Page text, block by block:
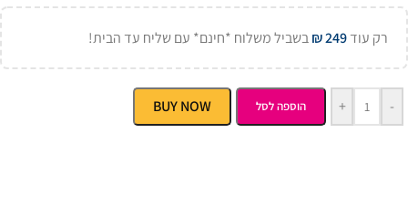
רק עוד ₪249 בשביל משלוח *חינם* עם שליח עד הבית!
-
+ הוספה לסל BUY NOW